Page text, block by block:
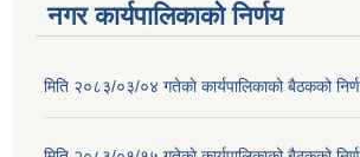
नगर कार्यपालिकाको निर्णय
मिति २०८३/०३/०४ गतेकाे कार्यपालिकाको बैठकको